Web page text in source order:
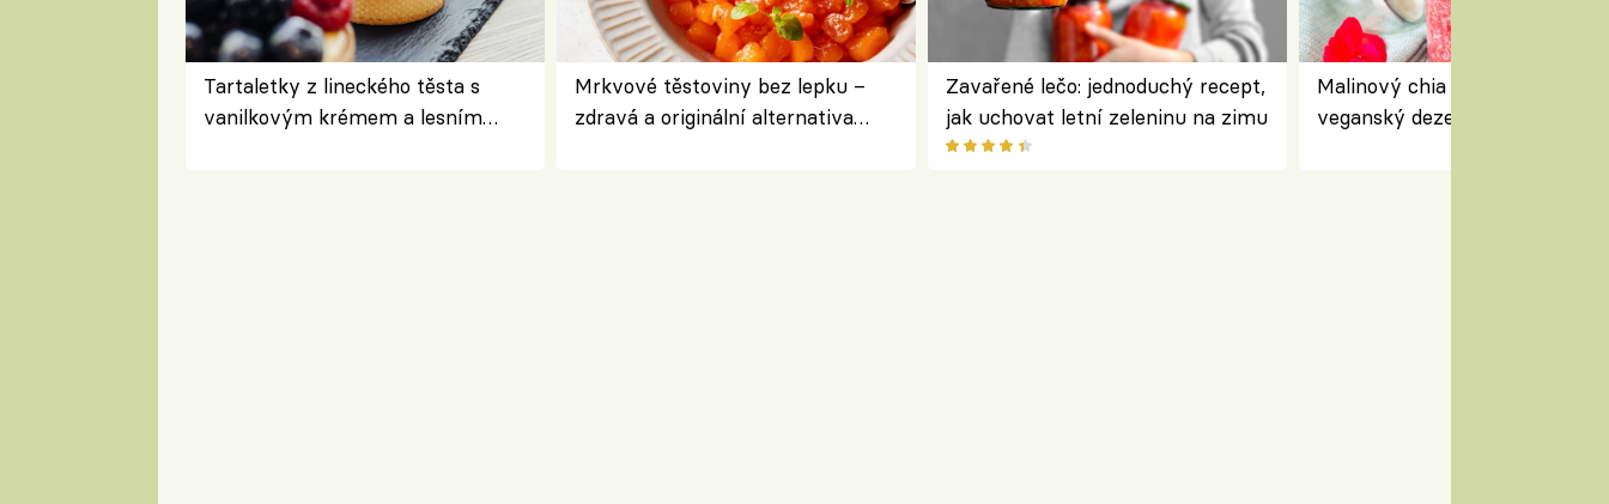
Tartaletky z lineckého těsta s
vanilkovým krémem a lesním
Mrkvové těstoviny bez lepku –
zdravá a originální alternativa
Zavařené lečo: jednoduchý recept,
jak uchovat letní zeleninu na zimu
Malinový chia pudink s
veganský dezert plný ovoce a